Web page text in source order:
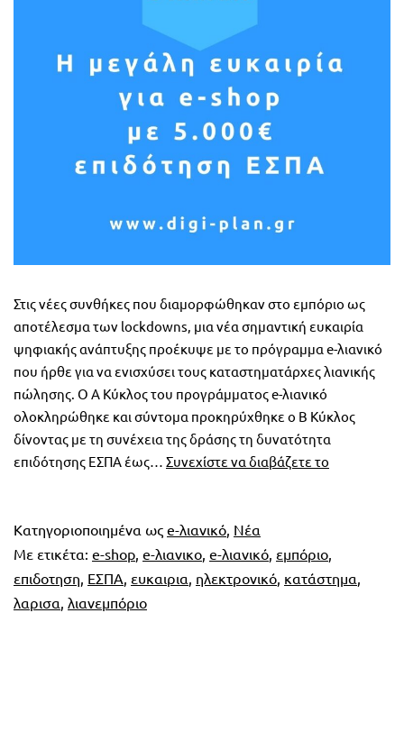
Στις νέες συνθήκες που διαμορφώθηκαν στο εμπόριο ως
αποτέλεσμα των lockdowns, μια νέα σημαντική ευκαιρία
ψηφιακής ανάπτυξης προέκυψε με το πρόγραμμα e-λιανικό
που ήρθε για να ενισχύσει τους καταστηματάρχες λιανικής
πώλησης. Ο Α Κύκλος του προγράμματος e-λιανικό
ολοκληρώθηκε και σύντομα προκηρύχθηκε ο Β Κύκλος
δίνοντας με τη συνέχεια της δράσης τη δυνατότητα
επιδότησης ΕΣΠΑ έως… Συνεχίστε να διαβάζετε το
shop
Κατηγοριοποιημένα ως e-λιανικό, Νέα
Με ετικέτα: e-shop, e-λιανικο, e-λιανικό, εμπόριο,
επιδοτηση, ΕΣΠΑ, ευκαιρια, ηλεκτρονικό, κατάστημα,
λαρισα, λιανεμπόριο